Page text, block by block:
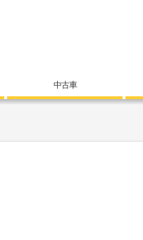
中古車